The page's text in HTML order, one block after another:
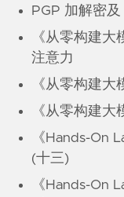
PGP 加解密
《从零构建
注意力
《从零构建
《从零构建
《Hands-On
(十三)
《Hands-On